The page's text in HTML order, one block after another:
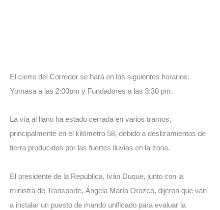
El cierre del Corredor se hará en los siguientes horarios:
Yomasa a las 2:00pm y Fundadores a las 3:30 pm.
La vía al llano ha estado cerrada en varios tramos,
principalmente en el kilómetro 58, debido a deslizamientos de
tierra producidos por las fuertes lluvias en la zona.
El presidente de la República, Iván Duque, junto con la
ministra de Transporte, Ángela María Orozco, dijeron que van
a instalar un puesto de mando unificado para evaluar la